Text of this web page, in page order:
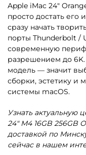
Apple iMac 24″
просто достать его
сразу начать
порты Thunderbolt /
современную
разрешением до 6K.
модель — значит
сборки, эстетику и
системы macOS.
Узнать актуальную
24″ M4 16GB 256GB
доставкой по
сейчас в нашем